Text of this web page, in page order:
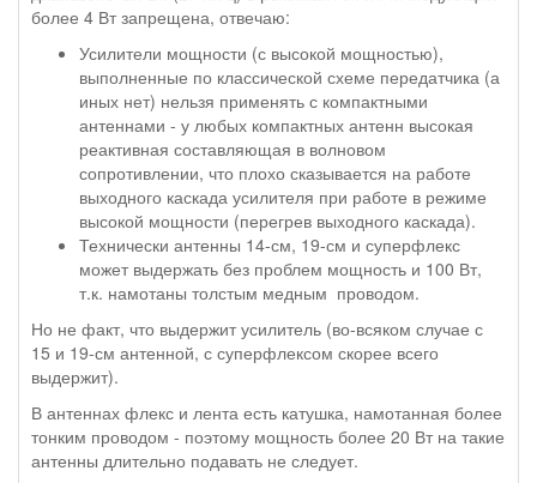
более 4 Вт запрещена, отвечаю:
Усилители мощности (с высокой мощностью),
выполненные по классической схеме передатчика (а
иных нет) нельзя применять с компактными
антеннами - у любых компактных антенн высокая
реактивная составляющая в волновом
сопротивлении, что плохо сказывается на работе
выходного каскада усилителя при работе в режиме
высокой мощности (перегрев выходного каскада).
Технически антенны 14-см, 19-см и суперфлекс
может выдержать без проблем мощность и 100 Вт,
т.к. намотаны толстым медным проводом.
Но не факт, что выдержит усилитель (во-всяком случае с
15 и 19-см антенной, с суперфлексом скорее всего
выдержит).
В антеннах флекс и лента есть катушка, намотанная более
тонким проводом - поэтому мощность более 20 Вт на такие
антенны длительно подавать не следует.